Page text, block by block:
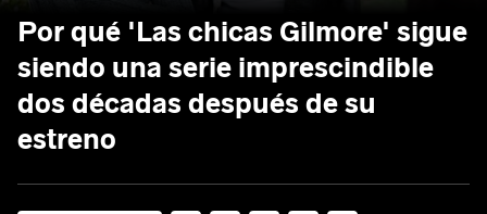
Por qué 'Las chicas Gilmore' sigue
siendo una serie imprescindible
dos décadas después de su
estreno